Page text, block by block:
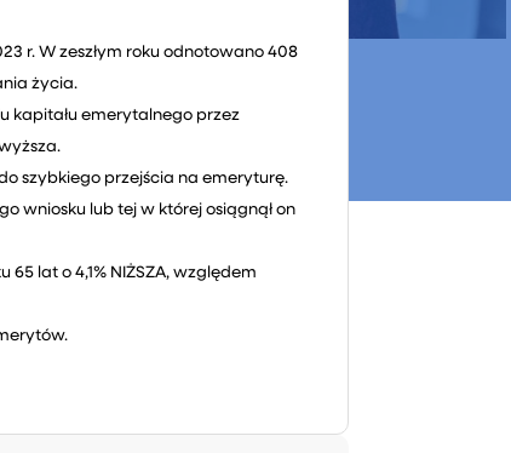
r. W zeszłym roku odnotowano 408
życia.
kapitału emerytalnego przez
szybkiego przejścia na emeryturę.
wniosku lub tej w której osiągnął on
lat o 4,1% NIŻSZA, względem